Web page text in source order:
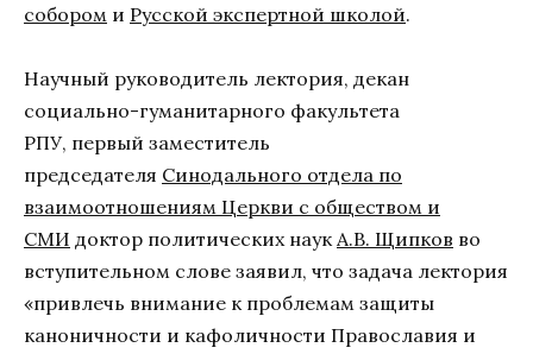
собором и Русской экспертной школой.
Научный руководитель лектория, декан
социально-гуманитарного факультета
РПУ, первый заместитель
председателя Синодального отдела по
взаимоотношениям Церкви с обществом и
СМИ доктор политических наукА.В. Щипков во
вступительном слове заявил, что задача лектория
«привлечь внимание к проблемам защиты
каноничности и кафоличности Православия и